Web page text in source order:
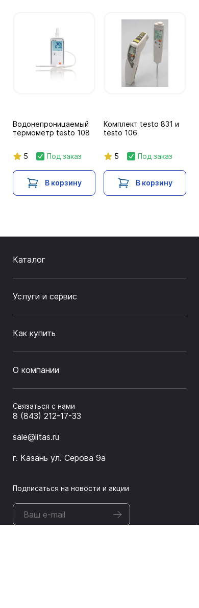
Водонепроницаемый
термометр testo 108
5 Под заказ
В корзину
Комплект testo 831 и
testo 106
5 Под заказ
В корзину
Каталог
Услуги и сервис
Как купить
О компании
Связаться с нами
8 (843) 212-17-33
sale@litas.ru
г. Казань ул. Серова 9а
Подписаться на новости и акции